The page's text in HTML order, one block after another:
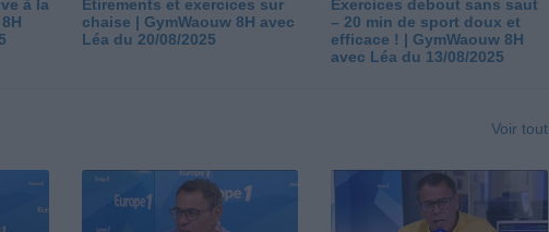
à la
Étirements et exercices sur
chaise | GymWaouw 8H avec
Léa du 20/08/2025
Exercices debout sans saut
– 20 min de sport doux et
efficace ! | GymWaouw 8H
avec Léa du 13/08/2025
Voir tout